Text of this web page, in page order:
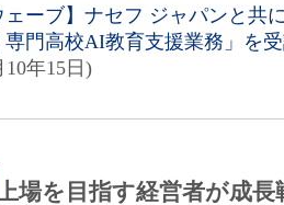
ェーブ】ナセフ ジャパンと共
専門高校AI教育支援業務」を
10年15日)
場を目指す経営者が成